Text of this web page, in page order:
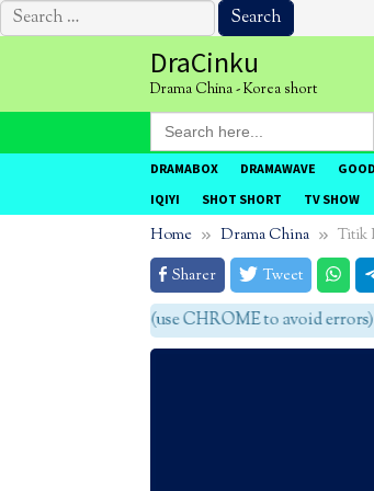
Search
for:
DraCinku
Drama China - Korea short
Search
for:
DRAMABOX DRAMAWAVE
IQIYI
SHOT SHORT TV SHOW
Home Drama China
Titik
Sharer
Tweet
agar tidak eror (use CHROME to avoid errors)